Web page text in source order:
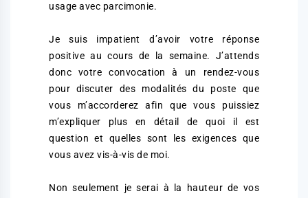
usage avec parcimonie.
Je suis impatient d’avoir votre réponse
positive au cours de la semaine. J’attends
donc votre convocation à un rendez-vous
pour discuter des modalités du poste que
vous m’accorderez afin que vous puissiez
m’expliquer plus en détail de quoi il est
question et quelles sont les exigences que
vous avez vis-à-vis de moi.
Non seulement je serai à la hauteur de vos